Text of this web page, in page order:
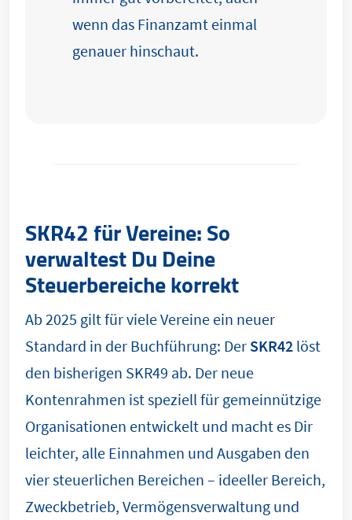
wenn das Finanzamt einmal
genauer hinschaut.
SKR42 für Vereine: So
verwaltest Du Deine
Steuerbereiche korrekt
Ab 2025 gilt für viele Vereine ein neuer
Standard in der Buchführung: Der SKR42 löst
den bisherigen SKR49 ab. Der neue
Kontenrahmen ist speziell für gemeinnützige
Organisationen entwickelt und macht es Dir
leichter, alle Einnahmen und Ausgaben den
vier steuerlichen Bereichen – ideeller Bereich,
Zweckbetrieb, Vermögensverwaltung und